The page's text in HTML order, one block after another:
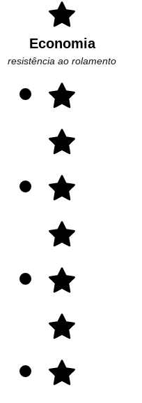
Economia
resistência ao rolamento